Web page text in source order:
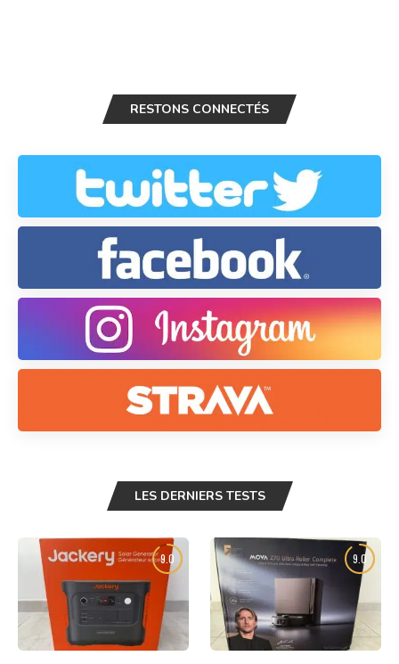
RESTONS CONNECTÉS
LES DERNIERS TESTS
9.0 9.0